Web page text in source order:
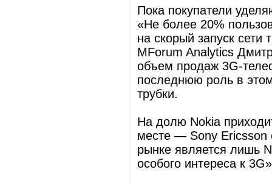
Пока покупатели
«Не более 20%
на скорый запуск сети
MForum Analytics
объем продаж 3G-
последнюю роль в
трубки.
На долю Nokia
месте — Sony Ericsson
рынке является лишь
особого интереса к